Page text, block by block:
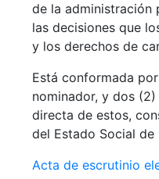
de la administración
las decisiones que
y los derechos de
Está conformada
nominador, y dos
directa de estos,
del Estado Social
Acta de escrutinio